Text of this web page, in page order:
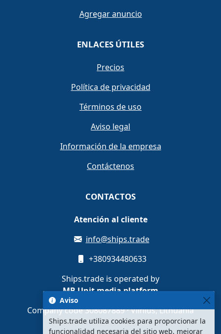
Agregar anuncio
ENLACES ÚTILES
Precios
Política de privacidad
Términos de uso
Aviso legal
Información de la empresa
Contáctenos
CONTACTOS
Atención al cliente
info@ships.trade
+380934480633
Ships.trade is operated by
MB Unit media platform
Company code 308087889 · Vilnius, Lithuania
Aviso
Ships.trade utiliza cookies para proporcionar la
funcionalidad necesaria del sitio web, mejorar